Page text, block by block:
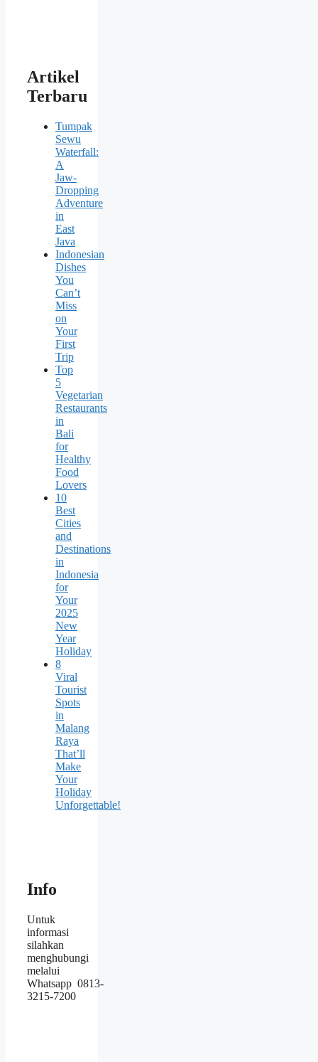
Artikel
Terbaru
Tumpak
Sewu
Waterfall:
A
Jaw-
Dropping
Adventure
in
East
Java
Indonesian
Dishes
You
Can’t
Miss
on
Your
First
Trip
Top
5
Vegetarian
Restaurants
in
Bali
for
Healthy
Food
Lovers
10
Best
Cities
and
Destinations
in
Indonesia
for
Your
2025
New
Year
Holiday
8
Viral
Tourist
Spots
in
Malang
Raya
That’ll
Make
Your
Holiday
Unforgettable!
Info
Untuk
informasi
silahkan
menghubungi
melalui
Whatsapp 0813-
3215-7200